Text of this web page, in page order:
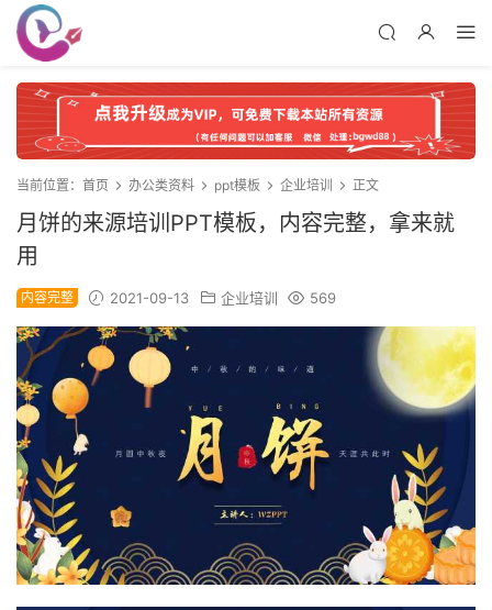
当前位置： 首页 办公类资料 ppt模板 企业培训 正文
月饼的来源培训PPT模板，内容完整，拿来就
用
内容完整 2021-09-13 企业培训 569